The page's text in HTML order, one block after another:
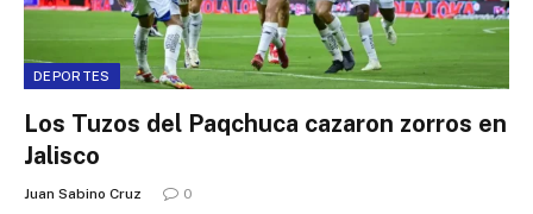
DEPORTES
Los Tuzos del Paqchuca cazaron zorros en
Jalisco
Juan Sabino Cruz 0